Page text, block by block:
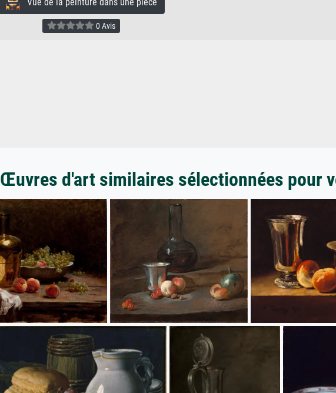
0 Avis
Œuvres d'art similaires sélectionnées pour